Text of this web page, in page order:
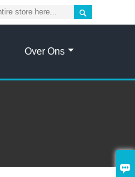


Over Ons